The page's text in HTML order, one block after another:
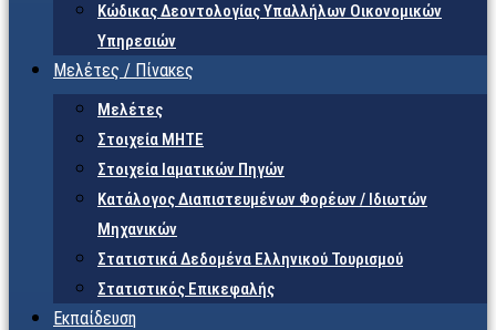
Κώδικας Δεοντολογίας Υπαλλήλων Οικονομικών
Υπηρεσιών
Μελέτες / Πίνακες
Μελέτες
Στοιχεία ΜΗΤΕ
Στοιχεία Ιαματικών Πηγών
Κατάλογος Διαπιστευμένων Φορέων / Ιδιωτών
Μηχανικών
Στατιστικά Δεδομένα Ελληνικού Τουρισμού
Στατιστικός Επικεφαλής
Εκπαίδευση